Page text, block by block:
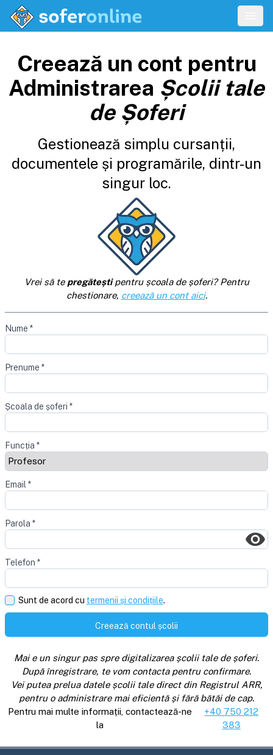
Creează un cont pentru
Administrarea Școlii tale
de Șoferi
Gestionează simplu cursanții,
documentele și programările, dintr-un
singur loc.
Vrei să te pregăteștipentru școala de șoferi? Pentru
chestionare, creează un cont aici.
Nume *
Prenume *
Școala de șoferi *
Funcția *
Email *
Parola *
Telefon *
Sunt de acord cu termenii și condițiile.
Creează contul școlii
Mai e un singur pas spre digitalizarea școlii tale de șoferi.
După înregistrare, te vom contacta pentru confirmare.
Vei putea prelua datele școlii tale direct din Registrul ARR,
pentru o administrare mai eficientă și fără bătăi de cap.
Pentru mai multe informații, contactează-ne
la
+40 750 212
383